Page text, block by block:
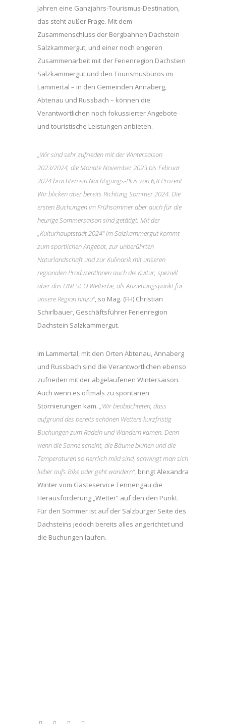
Jahren eine Ganzjahrs-Tourismus-Destination,
das steht außer Frage. Mit dem
Zusammenschluss der Bergbahnen Dachstein
Salzkammergut, und einer noch engeren
Zusammenarbeit mit der Ferienregion Dachstein
Salzkammergut und den Tourismusbüros im
Lammertal – in den Gemeinden Annaberg,
Abtenau und Russbach – können die
Verantwortlichen noch fokussierter Angebote
und touristische Leistungen anbieten.
„Wir sind sehr zufrieden mit der Wintersaison
2023/2024, die Monate November 2023 bis Februar
2024 brachten ein Nächtigungs-Plus von 6,8 Prozent.
Wir blicken aber bereits Richtung Sommer 2024. Die
ersten Buchungen im Frühsommer aber auch für die
heurige Sommersaison sind getätigt. Mit der
„Kulturhauptstadt 2024“ im Salzkammergut kommt
zum sportlichen Angebot, zur unberührten
Naturlandschaft und zur Kulinarik mit unseren
regionalen ProduzentInnen auch die Kultur, speziell
aber das UNESCO Welterbe, als Anziehungspunkt für
unsere Region hinzu“, so Mag. (FH) Christian
Schirlbauer, Geschäftsführer Ferienregion
Dachstein Salzkammergut.
Im Lammertal, mit den Orten Abtenau, Annaberg
und Russbach sind die Verantwortlichen ebenso
zufrieden mit der abgelaufenen Wintersaison.
Auch wenn es oftmals zu spontanen
Stornierungen kam. „Wir beobachteten, dass
aufgrund des bereits schönen Wetters kurzfristig
Buchungen zum Radeln und Wandern kamen. Denn
wenn die Sonne scheint, die Bäume blühen und die
Temperaturen so herrlich mild sind, schwingt man sich
lieber aufs Bike oder geht wandern“, bringt Alexandra
Winter vom Gästeservice Tennengau die
Herausforderung „Wetter“ auf den den Punkt.
Für den Sommer ist auf der Salzburger Seite des
Dachsteins jedoch bereits alles angerichtet und
die Buchungen laufen.